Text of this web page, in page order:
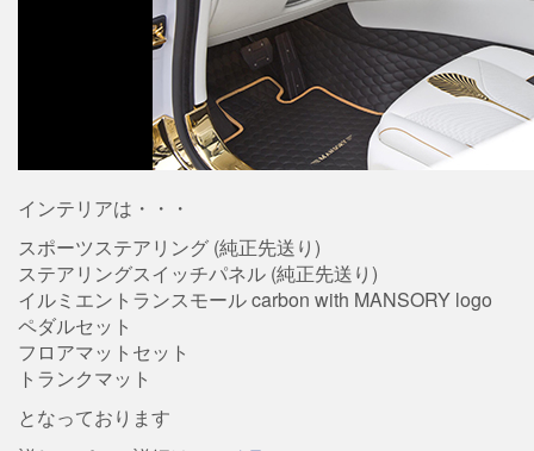
インテリアは・・・
スポーツステアリング (純正先送り)
ステアリングスイッチパネル (純正先送り)
イルミエントランスモール carbon with MANSORY logo
ペダルセット
フロアマットセット
トランクマット
となっております